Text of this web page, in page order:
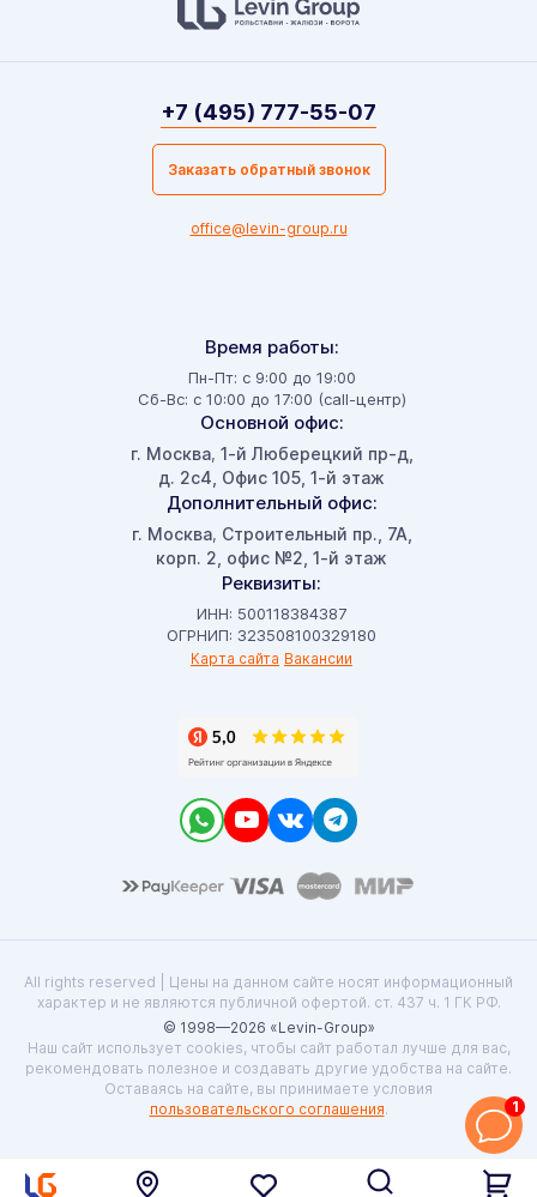
Время работы:
Пн-Пт: с 9:00 до 19:00
Сб-Вс: с 10:00 до 17:00 (call-центр)
Основной офис:
г. Москва, 1-й Люберецкий пр-д,
д. 2с4, Офис 105, 1-й этаж
Дополнительный офис:
г. Москва, Строительный пр., 7А,
корп. 2, офис №2, 1-й этаж
Реквизиты:
ИНН: 500118384387
ОГРНИП: 323508100329180
Карта сайта Вакансии
+7 (495) 777-55-07
Заказать обратный звонок
office@levin-group.ru
All rights reserved | Цены на данном сайте носят информационный
характер и не являются публичной офертой. ст. 437 ч. 1 ГК РФ.
© 1998—2026 «Levin-Group»
Наш сайт использует cookies, чтобы сайт работал лучше для вас,
рекомендовать полезное и создавать другие удобства на сайте.
Оставаясь на сайте, вы принимаете условия
пользовательского соглашения. 1